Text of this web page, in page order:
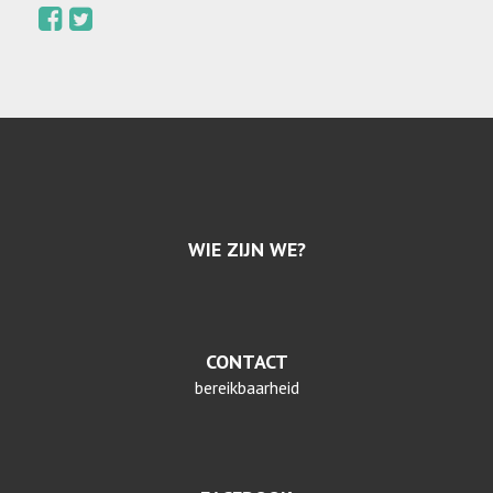
WIE ZIJN WE?
CONTACT
bereikbaarheid